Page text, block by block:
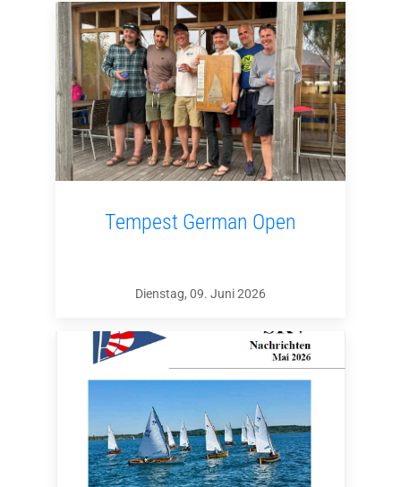
Tempest German Open
Dienstag, 09. Juni 2026